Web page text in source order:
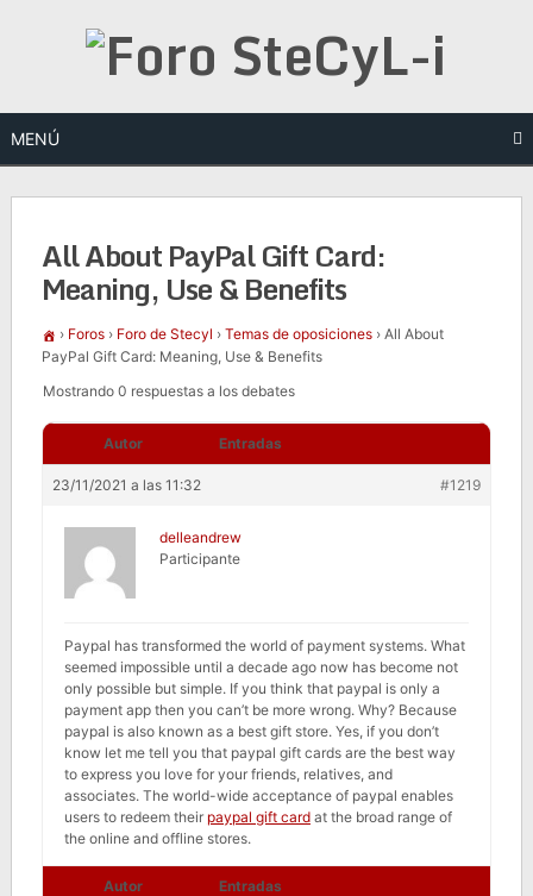
MENÚ
All About PayPal Gift Card:
Meaning, Use & Benefits
› Foros › Foro de Stecyl › Temas de oposiciones › All About
PayPal Gift Card: Meaning, Use & Benefits
Mostrando 0 respuestas a los debates
Autor Entradas
23/11/2021 a las 11:32 #1219
delleandrew
Participante
Paypal has transformed the world of payment systems. What
seemed impossible until a decade ago now has become not
only possible but simple. If you think that paypal is only a
payment app then you can’t be more wrong. Why? Because
paypal is also known as a best gift store. Yes, if you don’t
know let me tell you that paypal gift cards are the best way
to express you love for your friends, relatives, and
associates. The world-wide acceptance of paypal enables
users to redeem their paypal gift cardat the broad range of
the online and offline stores.
Autor Entradas